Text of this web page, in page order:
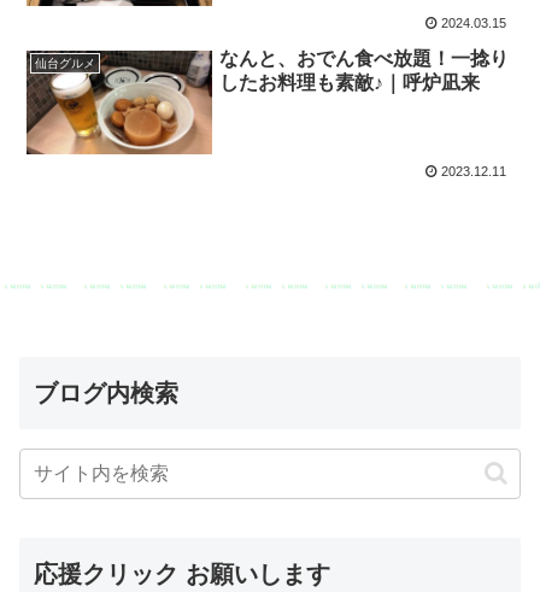
2024.03.15
仙台グルメ
なんと、おでん食べ放題！一捻り
したお料理も素敵♪｜呼炉凪来
2023.12.11
ブログ内検索
応援クリック お願いします